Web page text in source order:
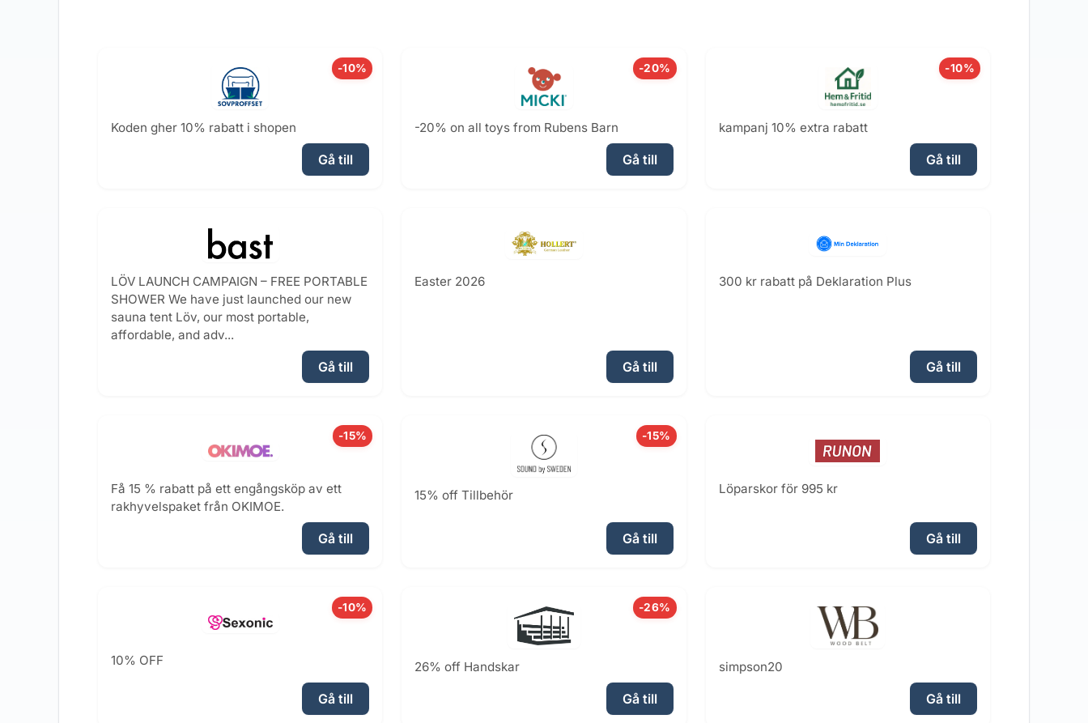
-10%
Koden gher 10% rabatt i shopen
Gå till
-20%
-20% on all toys from Rubens Barn
Gå till
-10%
kampanj 10% extra rabatt
Gå till
LÖV LAUNCH CAMPAIGN – FREE PORTABLE
SHOWER We have just launched our new
sauna tent Löv, our most portable,
affordable, and adv...
Gå till
Easter 2026
Gå till
300 kr rabatt på Deklaration Plus
Gå till
-15%
Få 15 % rabatt på ett engångsköp av ett
rakhyvelspaket från OKIMOE.
Gå till
-15%
15% off Tillbehör
Gå till
Löparskor för 995 kr
Gå till
-10%
10% OFF
Gå till
-26%
26% off Handskar
Gå till
simpson20
Gå till